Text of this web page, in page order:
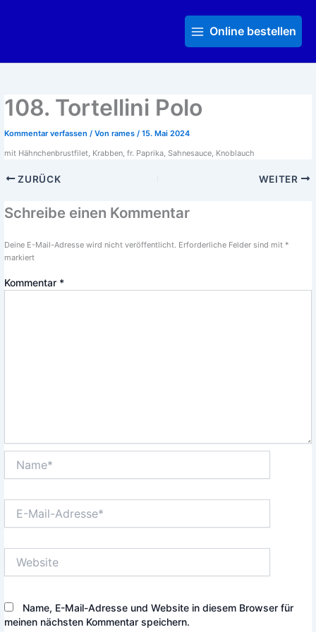
MenuOnline bestellen
108. Tortellini Polo
Kommentar verfassen / Von rames / 15. Mai 2024
mit Hähnchenbrustfilet, Krabben, fr. Paprika, Sahnesauce, Knoblauch
ZURÜCK WEITER
Schreibe einen Kommentar
Deine E-Mail-Adresse wird nicht veröffentlicht. Erforderliche Felder sind mit *
markiert
Kommentar *
Mail-
Name, E-Mail-Adresse und Website in diesem Browser für
meinen nächsten Kommentar speichern.